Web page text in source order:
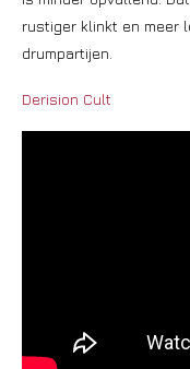
rustiger klinkt en meer
drumpartijen.
Derision Cult